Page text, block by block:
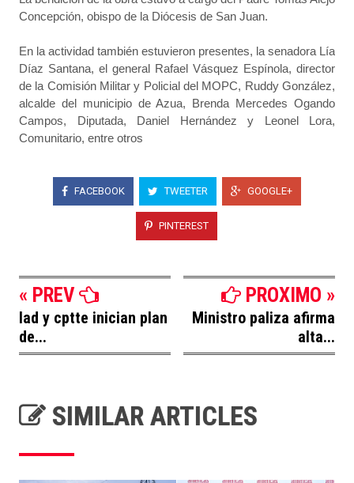
Concepción, obispo de la Diócesis de San Juan.
En la actividad también estuvieron presentes, la senadora Lía
Díaz Santana, el general Rafael Vásquez Espínola, director
de la Comisión Militar y Policial del MOPC, Ruddy González,
alcalde del municipio de Azua, Brenda Mercedes Ogando
Campos, Diputada, Daniel Hernández y Leonel Lora,
Comunitario, entre otros
FACEBOOK TWEETER GOOGLE+
PINTEREST
« PREV
Iad y cptte inician plan
de...
PROXIMO »
Ministro paliza afirma
alta...
SIMILAR ARTICLES